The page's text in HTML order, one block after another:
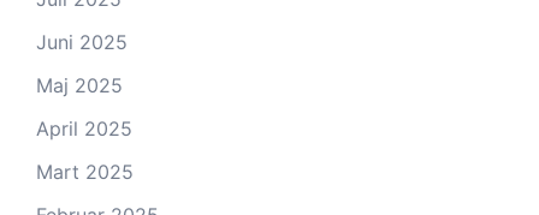
Juni 2025
Maj 2025
April 2025
Mart 2025